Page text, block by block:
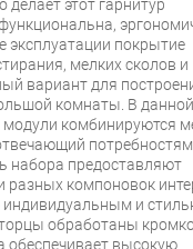
этот гарнитур
эксплуатации покрытие
мелких сколов и
вариант для
комнаты. В
модули комбинируются
потребностям
набора предоставляют
разных компоновок
индивидуальным и
обработаны
высокую